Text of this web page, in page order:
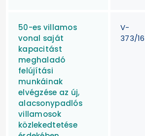
50-es villamos
vonal saját
kapacitást
meghaladó
felújítási
munkáinak
elvégzése az új,
alacsonypadlós
villamosok
közlekedtetése
V-
373/16